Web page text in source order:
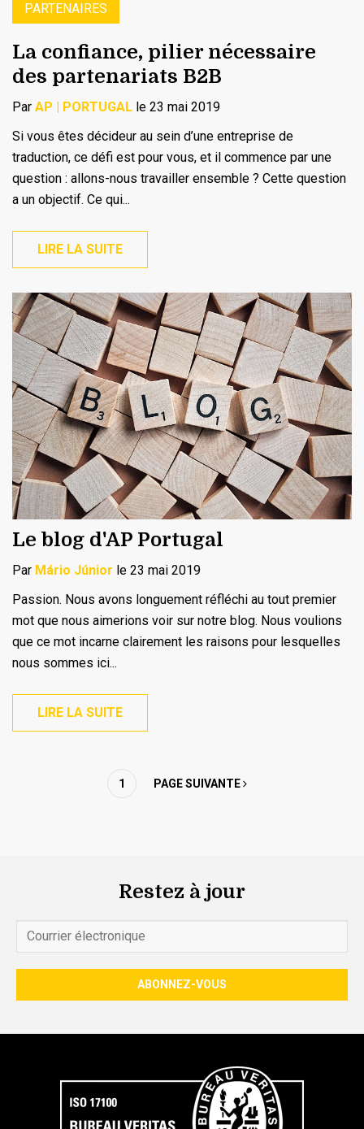
PARTENAIRES
La confiance, pilier nécessaire
des partenariats B2B
Par AP | PORTUGAL le 23 mai 2019
Si vous êtes décideur au sein d’une entreprise de
traduction, ce défi est pour vous, et il commence par une
question : allons-nous travailler ensemble ? Cette question
a un objectif. Ce qui...
LIRE LA SUITE
Le blog d'AP Portugal
Par Mário Júnior le 23 mai 2019
Passion. Nous avons longuement réfléchi au tout premier
mot que nous aimerions voir sur notre blog. Nous voulions
que ce mot incarne clairement les raisons pour lesquelles
nous sommes ici...
LIRE LA SUITE
1 PAGE SUIVANTE
Restez à jour